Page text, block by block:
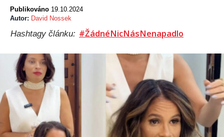
Publikováno 19.10.2024
Autor: David Nossek
Hashtagy článku: #ŽádnéNicNásNenapadlo